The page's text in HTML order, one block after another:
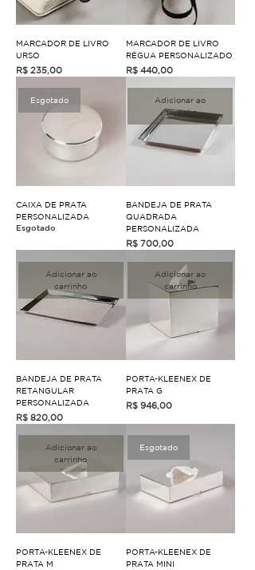
MARCADOR DE LIVRO
URSO
Preço
R$ 235,00
MARCADOR DE LIVRO
RÉGUA PERSONALIZADO
Preço
R$ 440,00
Esgotado
CAIXA DE PRATA
PERSONALIZADA
Esgotado
Adicionar ao
carrinho
BANDEJA DE PRATA
QUADRADA
PERSONALIZADA
Preço
R$ 700,00
Adicionar ao
carrinho
BANDEJA DE PRATA
RETANGULAR
PERSONALIZADA
Preço
R$ 820,00
Adicionar ao
carrinho
PORTA-KLEENEX DE
PRATA G
Preço
R$ 946,00
Adicionar ao
carrinho
PORTA-KLEENEX DE
PRATA M
Esgotado
PORTA-KLEENEX DE
PRATA MINI